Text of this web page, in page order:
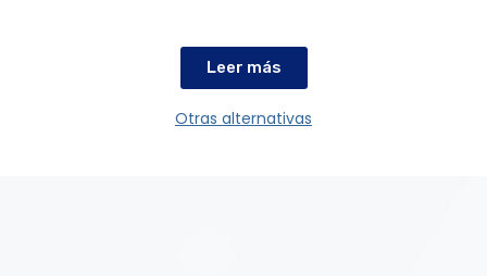
Leer más
Otras alternativas